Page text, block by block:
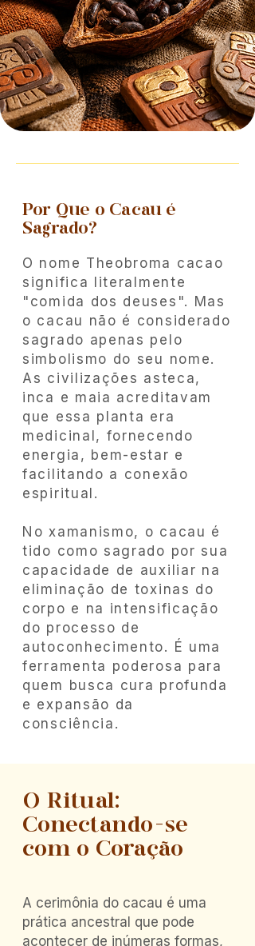
Por Que o Cacau é
Sagrado?
O nome Theobroma cacao
significa literalmente
"comida dos deuses". Mas
o cacau não é considerado
sagrado apenas pelo
simbolismo do seu nome.
As civilizações asteca,
inca e maia acreditavam
que essa planta era
medicinal, fornecendo
energia, bem-estar e
facilitando a conexão
espiritual.
No xamanismo, o cacau é
tido como sagrado por sua
capacidade de auxiliar na
eliminação de toxinas do
corpo e na intensificação
do processo de
autoconhecimento. É uma
ferramenta poderosa para
quem busca cura profunda
e expansão da
consciência.
O Ritual:
Conectando-se
com o Coração
A cerimônia do cacau é uma
prática ancestral que pode
acontecer de inúmeras formas,